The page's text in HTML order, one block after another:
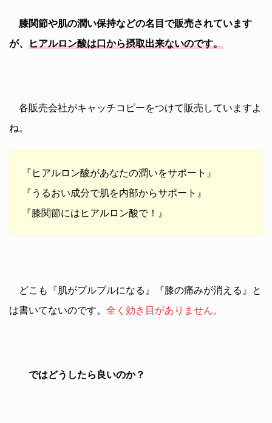
膝関節や肌の潤い保持などの名目で販売されています
が、 ヒアルロン酸は口から摂取出来ないのです。
各販売会社がキャッチコピーをつけて販売していますよ
ね。
『ヒアルロン酸があなたの潤いをサポート』
『うるおい成分で肌を内部からサポート』
『膝関節にはヒアルロン酸で！』
どこも『肌がプルプルになる』『膝の痛みが消える』と
は書いてないのです。 全く効き目がありません。
ではどうしたら良いのか？